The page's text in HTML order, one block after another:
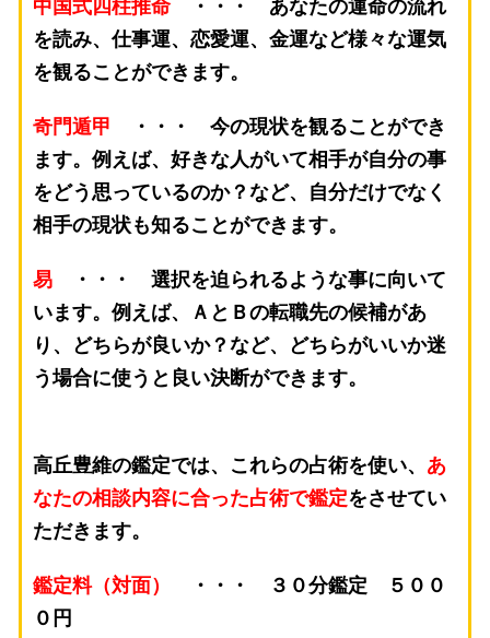
中国式四柱推命・・・ あなたの運命の流れ
を読み、仕事運、恋愛運、金運など様々な運気
を観ることができます。
奇門遁甲 ・・・ 今の現状を観ることができ
ます。例えば、好きな人がいて相手が自分の事
をどう思っているのか？など、自分だけでなく
相手の現状も知ることができます。
易 ・・・ 選択を迫られるような事に向いて
います。例えば、ＡとＢの転職先の候補があ
り、どちらが良いか？など、どちらがいいか迷
う場合に使うと良い決断ができます。
高丘豊維の鑑定では、これらの占術を使い、 あ
なたの相談内容に合った占術で鑑定をさせてい
ただきます。
鑑定料（対面）
・・・ ３０分鑑定 ５００
０円